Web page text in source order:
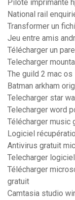
Pilote imprimante
National rail
Transformer un
Jeu entre amis
Télécharger un
Telecharger
The guild 2 mac os
Batman arkham
Telecharger star
Telecharger word
Télécharger music
Logiciel
Antivirus gratuit
Telecharger
Télécharger
gratuit
Camtasia studio